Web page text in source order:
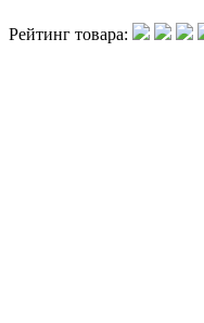
Рейтинг товара: